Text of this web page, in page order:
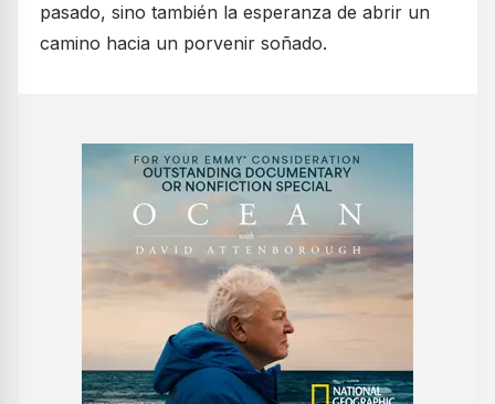
pasado, sino también la esperanza de abrir un
camino hacia un porvenir soñado.